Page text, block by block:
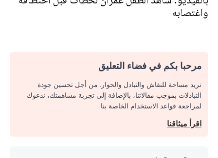
واغتصابه
مرحبا بكم في فضاء التعليق
نريد مساحة للنقاش والتبادل والحوار. من أجل تحسين جودة
التبادلات بموجب مقالاتنا، بالإضافة إلى تجربة مساهمتك، ندعوك
لمراجعة قواعد الاستخدام الخاصة بنا.
اقرأ ميثاقنا